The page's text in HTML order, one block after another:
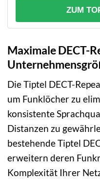
ZUM
Maximale DECT-
Die Tiptel DECT-
um Funklöcher zu
konsistente
Distanzen zu
bestehende Tiptel
erweitern deren
Komplexität Ihrer